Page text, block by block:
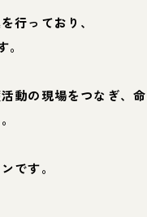
行っており、
動の現場をつなぎ、
です。